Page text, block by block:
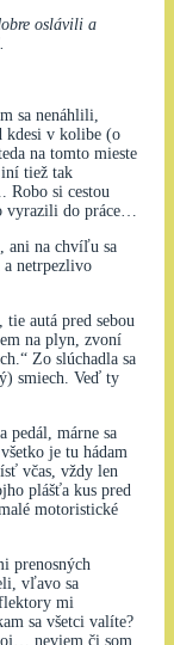
oslávili a
sa nenáhlili,
kdesi v kolibe (o
na tomto mieste
tiež tak
Robo si cestou
vyrazili do práce…
ani na chvíľu sa
netrpezlivo
autá pred sebou
na plyn, zvoní
Zo slúchadla sa
smiech. Veď ty
márne sa
je tu hádam
včas, vždy len
plášťa kus pred
motoristické
prenosných
vľavo sa
mi
sa všetci valíte?
neviem či som